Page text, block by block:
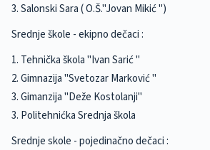
3. Salonski Sara ( O.Š."Jovan Mikić ")
Srednje škole - ekipno dečaci :
1. Tehnička škola "Ivan Sarić "
2. Gimnazija "Svetozar Marković "
3. Gimanzija "Deže Kostolanji"
3. Politehnićka Srednja škola
Srednje skole - pojedinačno dečaci :